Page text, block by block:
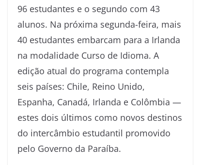
96 estudantes e o segundo com 43
alunos. Na próxima segunda-feira, mais
40 estudantes embarcam para a Irlanda
na modalidade Curso de Idioma. A
edição atual do programa contempla
seis países: Chile, Reino Unido,
Espanha, Canadá, Irlanda e Colômbia —
estes dois últimos como novos destinos
do intercâmbio estudantil promovido
pelo Governo da Paraíba.